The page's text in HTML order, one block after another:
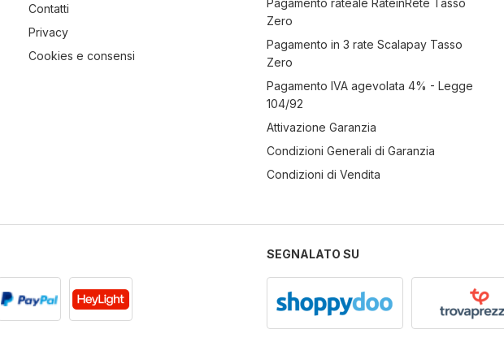
Contatti
Privacy
Cookies e consensi
Pagamento rateale RateinRete Tasso
Zero
Pagamento in 3 rate Scalapay Tasso
Zero
Pagamento IVA agevolata 4% - Legge
104/92
Attivazione Garanzia
Condizioni Generali di Garanzia
Condizioni di Vendita
SEGNALATO SU